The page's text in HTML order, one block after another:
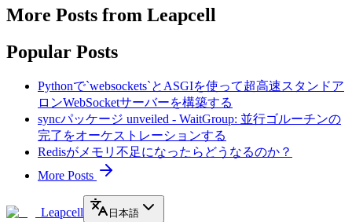
More Posts from Leapcell
Popular Posts
Pythonで`websockets`とASGIを使って超高速スタンドア
ロンWebSocketサーバーを構築する
syncパッケージ unveiled - WaitGroup: 並行ゴルーチンの
完了をオーケストレーションする
Redisがメモリ不足になったらどうなるのか？
More Posts
Leapcell 日本語